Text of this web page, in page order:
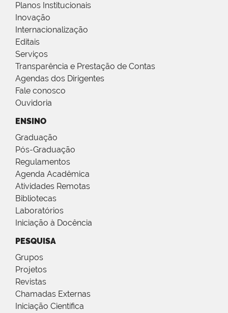
Planos Institucionais
Inovação
Internacionalização
Editais
Serviços
Transparência e Prestação de Contas
Agendas dos Dirigentes
Fale conosco
Ouvidoria
ENSINO
Graduação
Pós-Graduação
Regulamentos
Agenda Acadêmica
Atividades Remotas
Bibliotecas
Laboratórios
Iniciação à Docência
PESQUISA
Grupos
Projetos
Revistas
Chamadas Externas
Iniciação Científica